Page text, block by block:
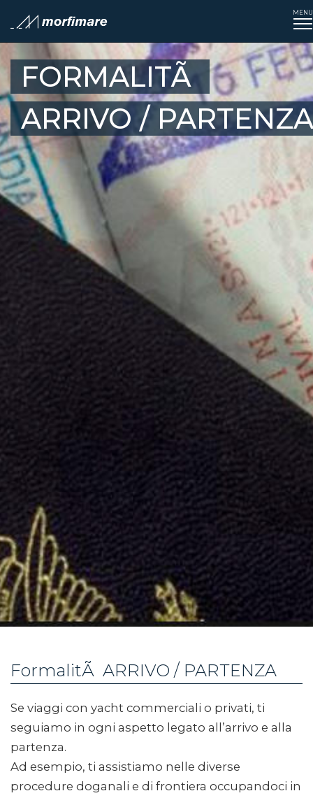
MENU
FORMALITÃ
ARRIVO / PARTENZA
FormalitÃ ARRIVO / PARTENZA
Se viaggi con yacht commerciali o privati, ti
seguiamo in ogni aspetto legato all’arrivo e alla
partenza.
Ad esempio, ti assistiamo nelle diverse
procedure doganali e di frontiera occupandoci in